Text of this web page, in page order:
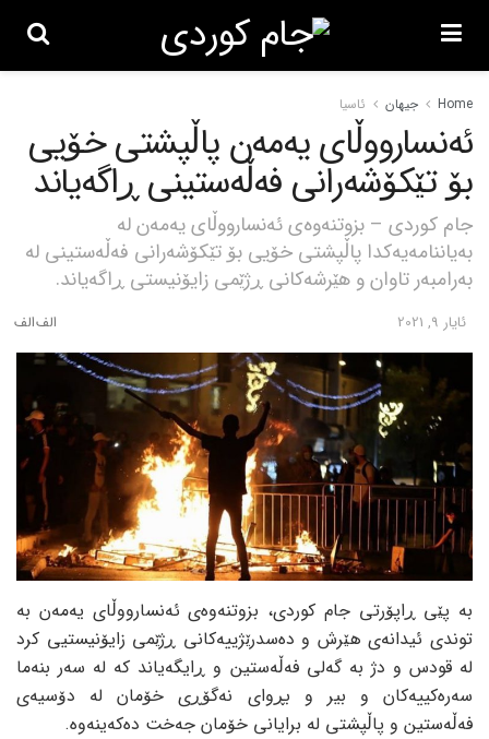
Home جیهان ئاسیا
ئەنسارووڵای یەمەن پاڵپشتی خۆیی
بۆ تێکۆشەرانی فەڵەستینی ڕاگەیاند
جام کوردی – بزوتنەوەی ئەنسارووڵای یەمەن لە
بەیاننامەیەکدا پاڵپشتی خۆیی بۆ تێکۆشەرانی فەڵەستینی لە
بەرامبەر تاوان و هێرشەکانی ڕژێمی زایۆنیستی ڕاگەیاند.
ئایار 9, 2021
بە پێی ڕاپۆرتی جام کوردی، بزوتنەوەی ئەنسارووڵای یەمەن بە
توندی ئیدانەی هێرش و دەسدرێژییەکانی ڕژێمی زایۆنیستیی کرد
لە قودس و دژ بە گەلی فەڵەستین و ڕایگەیاند کە لە سەر بنەما
سەرەکییەکان و بیر و بڕوای نەگۆڕی خۆمان لە دۆسیەی
فەڵەستین و پاڵپشتی لە برایانی خۆمان جەخت دەکەینەوە.